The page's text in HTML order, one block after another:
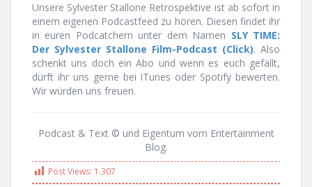
Unsere Sylvester Stallone Retrospektive ist ab sofort in
einem eigenen Podcastfeed zu hören. Diesen findet ihr
in euren Podcatchern unter dem Namen SLY TIME:
Der Sylvester Stallone Film-Podcast (Click). Also
schenkt uns doch ein Abo und wenn es euch gefällt,
dürft ihr uns gerne bei ITunes oder Spotify bewerten.
Wir würden uns freuen.
Podcast & Text © und Eigentum vom Entertainment
Blog.
Post Views: 1.307